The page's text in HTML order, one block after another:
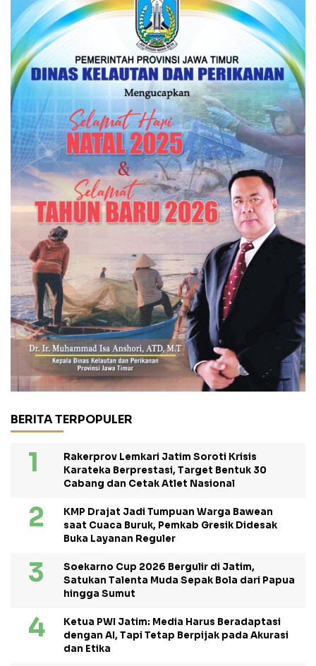
BERITA TERPOPULER
Rakerprov Lemkari Jatim Soroti Krisis
Karateka Berprestasi, Target Bentuk 30
Cabang dan Cetak Atlet Nasional
KMP Drajat Jadi Tumpuan Warga Bawean
saat Cuaca Buruk, Pemkab Gresik Didesak
Buka Layanan Reguler
Soekarno Cup 2026 Bergulir di Jatim,
Satukan Talenta Muda Sepak Bola dari Papua
hingga Sumut
Ketua PWI Jatim: Media Harus Beradaptasi
dengan AI, Tapi Tetap Berpijak pada Akurasi
dan Etika